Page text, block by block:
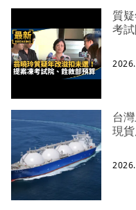
質
考
台
現